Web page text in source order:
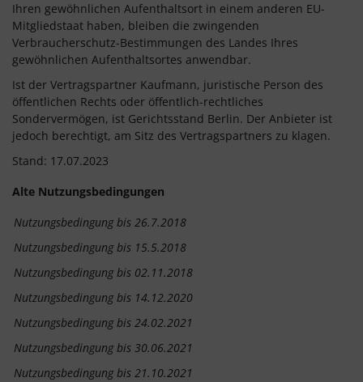
Ihren gewöhnlichen Aufenthaltsort in einem anderen EU-
Mitgliedstaat haben, bleiben die zwingenden
Verbraucherschutz-Bestimmungen des Landes Ihres
gewöhnlichen Aufenthaltsortes anwendbar.
Ist der Vertragspartner Kaufmann, juristische Person des
öffentlichen Rechts oder öffentlich-rechtliches
Sondervermögen, ist Gerichtsstand Berlin. Der Anbieter ist
jedoch berechtigt, am Sitz des Vertragspartners zu klagen.
Stand: 17.07.2023
Alte Nutzungsbedingungen
Nutzungsbedingung bis 26.7.2018
Nutzungsbedingung bis 15.5.2018
Nutzungsbedingung bis 02.11.2018
Nutzungsbedingung bis 14.12.2020
Nutzungsbedingung bis 24.02.2021
Nutzungsbedingung bis 30.06.2021
Nutzungsbedingung bis 21.10.2021